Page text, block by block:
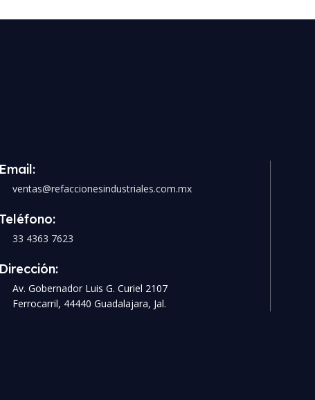
Email:
ventas@refaccionesindustriales.com.mx
Teléfono:
33 4363 7623
Dirección:
Av. Gobernador Luis G. Curiel 2107
Ferrocarril, 44440 Guadalajara, Jal.